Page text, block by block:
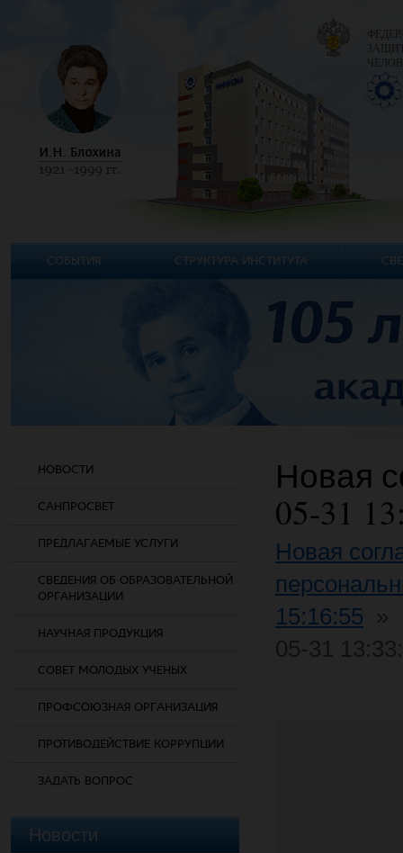
НОВОСТИ
САНПРОСВЕТ
ПРЕДЛАГАЕМЫЕ УСЛУГИ
СВЕДЕНИЯ ОБ ОБРАЗОВАТЕЛЬНОЙ
ОРГАНИЗАЦИИ
НАУЧНАЯ ПРОДУКЦИЯ
СОВЕТ МОЛОДЫХ УЧЕНЫХ
ПРОФСОЮЗНАЯ ОРГАНИЗАЦИЯ
ПРОТИВОДЕЙСТВИЕ КОРРУПЦИИ
ЗАДАТЬ ВОПРОС
Новости
Новая
05-31
Новая
15:16:55
СОБЫТИЯ СТРУКТУРА ИНСТИТУТА